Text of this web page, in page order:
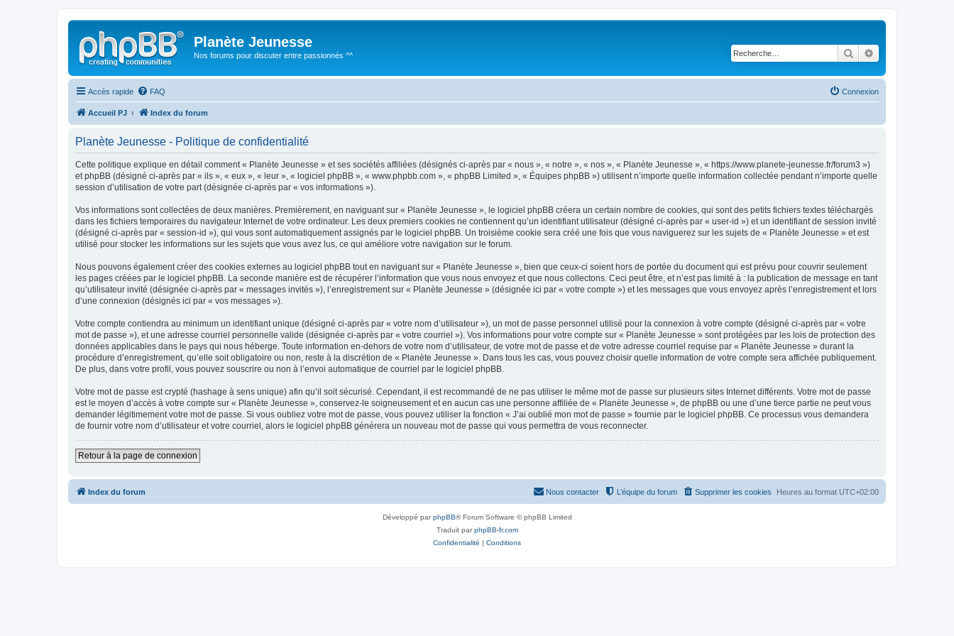
Planète Jeunesse
Nos forums pour discuter entre passionnés ^^ Rechercher
Accès rapide FAQ Connexion
Accueil PJ Index du forum
Planète Jeunesse - Politique de confidentialité
Cette politique explique en détail comment « Planète Jeunesse » et ses sociétés affiliées (désignés ci-après par « nous », « notre », « nos », « Planète Jeunesse », « https://www.planete-jeunesse.fr/forum3 »)
et phpBB (désigné ci-après par « ils », « eux », « leur », « logiciel phpBB », « www.phpbb.com », « phpBB Limited », « Équipes phpBB ») utilisent n’importe quelle information collectée pendant n’importe quelle
session d’utilisation de votre part (désignée ci-après par « vos informations »).
Vos informations sont collectées de deux manières. Premièrement, en naviguant sur « Planète Jeunesse », le logiciel phpBB créera un certain nombre de cookies, qui sont des petits fichiers textes téléchargés
dans les fichiers temporaires du navigateur Internet de votre ordinateur. Les deux premiers cookies ne contiennent qu’un identifiant utilisateur (désigné ci-après par « user-id ») et un identifiant de session invité
(désigné ci-après par « session-id »), qui vous sont automatiquement assignés par le logiciel phpBB. Un troisième cookie sera créé une fois que vous naviguerez sur les sujets de « Planète Jeunesse » et est
utilisé pour stocker les informations sur les sujets que vous avez lus, ce qui améliore votre navigation sur le forum.
Nous pouvons également créer des cookies externes au logiciel phpBB tout en naviguant sur « Planète Jeunesse », bien que ceux-ci soient hors de portée du document qui est prévu pour couvrir seulement
les pages créées par le logiciel phpBB. La seconde manière est de récupérer l’information que vous nous envoyez et que nous collectons. Ceci peut être, et n’est pas limité à : la publication de message en tant
qu’utilisateur invité (désignée ci-après par « messages invités »), l’enregistrement sur « Planète Jeunesse » (désignée ici par « votre compte ») et les messages que vous envoyez après l’enregistrement et lors
d’une connexion (désignés ici par « vos messages »).
Votre compte contiendra au minimum un identifiant unique (désigné ci-après par « votre nom d’utilisateur »), un mot de passe personnel utilisé pour la connexion à votre compte (désigné ci-après par « votre
mot de passe »), et une adresse courriel personnelle valide (désignée ci-après par « votre courriel »). Vos informations pour votre compte sur « Planète Jeunesse » sont protégées par les lois de protection des
données applicables dans le pays qui nous héberge. Toute information en-dehors de votre nom d’utilisateur, de votre mot de passe et de votre adresse courriel requise par « Planète Jeunesse » durant la
procédure d’enregistrement, qu’elle soit obligatoire ou non, reste à la discrétion de « Planète Jeunesse ». Dans tous les cas, vous pouvez choisir quelle information de votre compte sera affichée publiquement.
De plus, dans votre profil, vous pouvez souscrire ou non à l’envoi automatique de courriel par le logiciel phpBB.
Votre mot de passe est crypté (hashage à sens unique) afin qu’il soit sécurisé. Cependant, il est recommandé de ne pas utiliser le même mot de passe sur plusieurs sites Internet différents. Votre mot de passe
est le moyen d’accès à votre compte sur « Planète Jeunesse », conservez-le soigneusement et en aucun cas une personne affiliée de « Planète Jeunesse », de phpBB ou une d’une tierce partie ne peut vous
demander légitimement votre mot de passe. Si vous oubliez votre mot de passe, vous pouvez utiliser la fonction « J’ai oublié mon mot de passe » fournie par le logiciel phpBB. Ce processus vous demandera
de fournir votre nom d’utilisateur et votre courriel, alors le logiciel phpBB générera un nouveau mot de passe qui vous permettra de vous reconnecter.
Retour à la page de connexion
Index du forum Heures au format UTC+02:00
Supprimer les cookies
L’équipe du forum
Nous contacter
Développé parphpBB® Forum Software © phpBB Limited
Traduit parphpBB-fr.com
Confidentialité | Conditions